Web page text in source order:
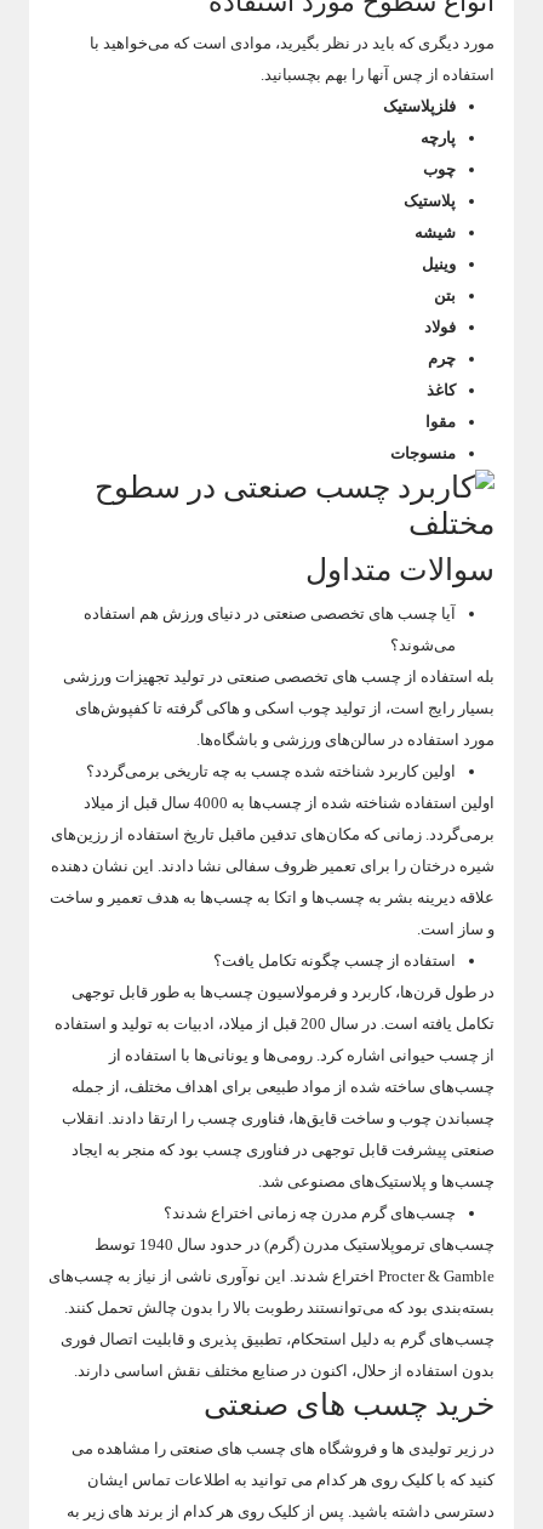
مورد دیگری که باید در نظر بگیرید، موادی است که می‌خواهید با
استفاده از چس آنها را بهم بچسبانید.
فلزپلاستیک
پارچه
چوب
پلاستیک
شیشه
وینیل
بتن
فولاد
چرم
کاغذ
مقوا
منسوجات
سوالات متداول
آیا چسب های تخصصی صنعتی در دنیای ورزش هم استفاده
می‌شوند؟
بله استفاده از چسب های تخصصی صنعتی در تولید تجهیزات ورزشی
بسیار رایج است، از تولید چوب اسکی و هاکی گرفته تا کفپوش‌های
مورد استفاده در سالن‌های ورزشی و باشگاه‌ها.
اولین کاربرد شناخته شده چسب به چه تاریخی برمی‌گردد؟
اولین استفاده شناخته شده از چسب‌ها به 4000 سال قبل از میلاد
برمی‌گردد. زمانی که مکان‌های تدفین ماقبل تاریخ استفاده از رزین‌های
شیره درختان را برای تعمیر ظروف سفالی نشا دادند. این نشان دهنده
علاقه دیرینه بشر به چسب‌ها و اتکا به چسب‌ها به هدف تعمیر و ساخت
و ساز است.
استفاده از چسب چگونه تکامل یافت؟
در طول قرن‌ها، کاربرد و فرمولاسیون چسب‌ها به طور قابل توجهی
تکامل یافته است. در سال 200 قبل از میلاد، ادبیات به تولید و استفاده
از چسب حیوانی اشاره کرد. رومی‌ها و یونانی‌ها با استفاده از
چسب‌های ساخته شده از مواد طبیعی برای اهداف مختلف، از جمله
چسباندن چوب و ساخت قایق‌ها، فناوری چسب را ارتقا دادند. انقلاب
صنعتی پیشرفت قابل توجهی در فناوری چسب بود که منجر به ایجاد
چسب‌ها و پلاستیک‌های مصنوعی شد.
چسب‌های گرم مدرن چه زمانی اختراع شدند؟
چسب‌های ترموپلاستیک مدرن (گرم) در حدود سال 1940 توسط
Procter & Gamble اختراع شدند. این نوآوری ناشی از نیاز به چسب‌های
بسته‌بندی بود که می‌توانستند رطوبت بالا را بدون چالش تحمل کنند.
چسب‌های گرم به دلیل استحکام، تطبیق پذیری و قابلیت اتصال فوری
بدون استفاده از حلال، اکنون در صنایع مختلف نقش اساسی دارند.
خرید چسب های صنعتی
در زیر تولیدی ها و فروشگاه های چسب های صنعتی را مشاهده می
کنید که با کلیک روی هر کدام می توانید به اطلاعات تماس ایشان
دسترسی داشته باشید. پس از کلیک روی هر کدام از برند های زیر به